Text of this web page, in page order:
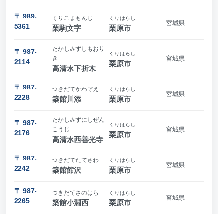
〒 989-
5361
くりこまもんじ
栗駒文字
くりはらし
栗原市
宮城県
〒 987-
2114
たかしみずしもおり
き
高清水下折木
くりはらし
栗原市
宮城県
〒 987-
2228
つきだてかわぞえ
築館川添
くりはらし
栗原市
宮城県
〒 987-
2176
たかしみずにしぜん
こうじ
高清水西善光寺
くりはらし
栗原市
宮城県
〒 987-
2242
つきだてたてさわ
築館館沢
くりはらし
栗原市
宮城県
〒 987-
2265
つきだてさのはら
築館小淵西
くりはらし
栗原市
宮城県